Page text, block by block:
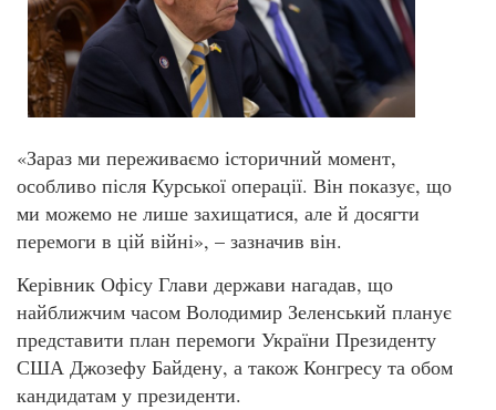
«Зараз ми переживаємо історичний момент,
особливо після Курської операції. Він показує, що
ми можемо не лише захищатися, але й досягти
перемоги в цій війні», – зазначив він.
Керівник Офісу Глави держави нагадав, що
найближчим часом Володимир Зеленський планує
представити план перемоги України Президенту
США Джозефу Байдену, а також Конгресу та обом
кандидатам у президенти.